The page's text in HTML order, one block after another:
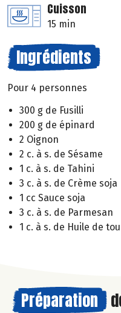
Cuisson
15 min
Ingrédients
Pour 4 personnes
300 g de Fusilli
200 g de épinard
2 Oignon
2 c. à s. de Sésame
1 c. à s. de Tahini
3 c. à s. de Crème soja
1 cc Sauce soja
3 c. à s. de Parmesan
1 c. à s. de Huile de
Préparation